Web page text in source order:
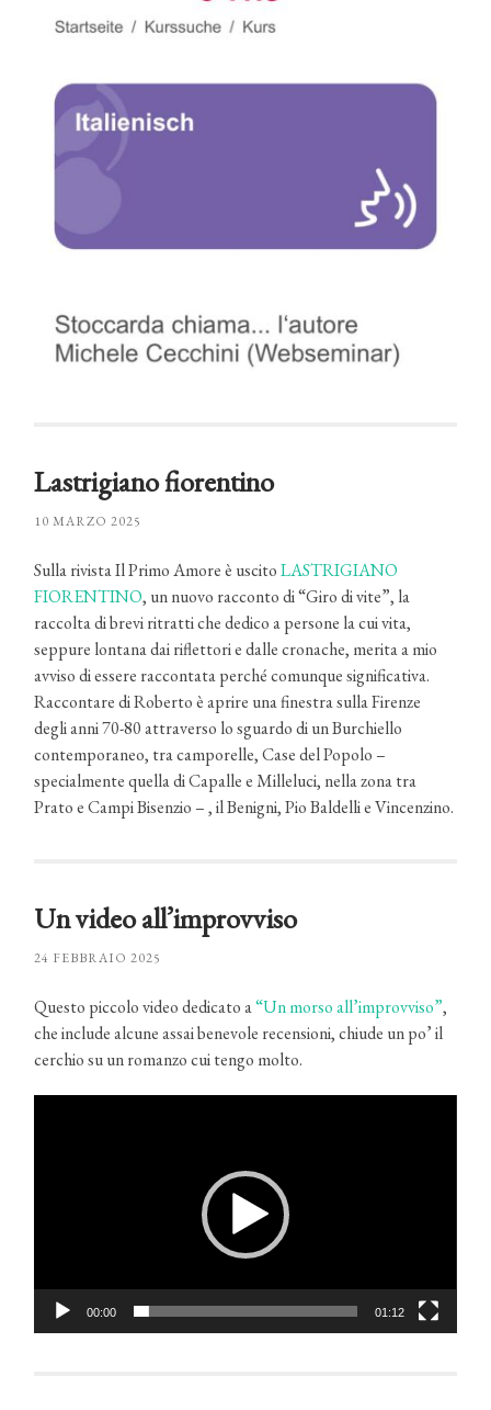
Lastrigiano fiorentino
10 MARZO 2025
Sulla rivista Il Primo Amore è uscitoLASTRIGIANO
FIORENTINO, un nuovo racconto di “Giro di vite”, la
raccolta di brevi ritratti che dedico a persone la cui vita,
seppure lontana dai riflettori e dalle cronache, merita a mio
avviso di essere raccontata perché comunque significativa.
Raccontare di Roberto è aprire una finestra sulla Firenze
degli anni 70-80 attraverso lo sguardo di un Burchiello
contemporaneo, tra camporelle, Case del Popolo –
specialmente quella di Capalle e Milleluci, nella zona tra
Prato e Campi Bisenzio – , il Benigni, Pio Baldelli e Vincenzino.
Un video all’improvviso
24 FEBBRAIO 2025
Questo piccolo video dedicato a“Un morso all’improvviso”,
che include alcune assai benevole recensioni, chiude un po’ il
cerchio su un romanzo cui tengo molto.
00:00 01:12